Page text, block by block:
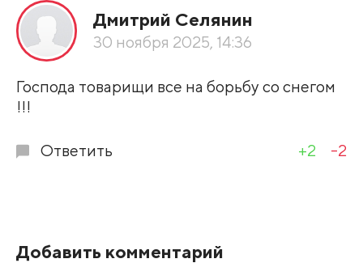
По рейтингу
Дмитрий Селянин
30 ноября 2025, 14:36
Господа товарищи все на борьбу со снегом
!!!
Ответить +2 -2
Добавить комментарий